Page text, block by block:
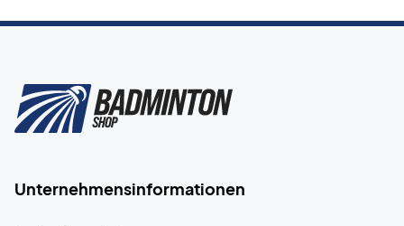
Unternehmensinformationen